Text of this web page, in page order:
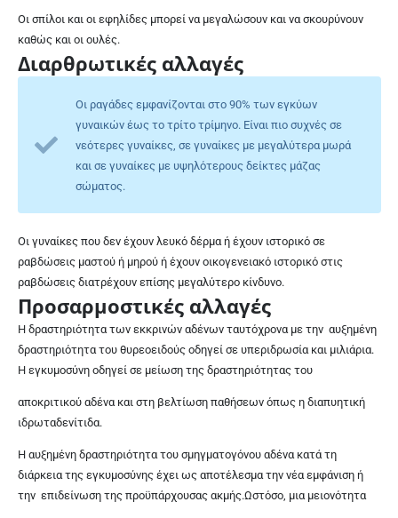
Οι σπίλοι και οι εφηλίδες μπορεί να μεγαλώσουν και να σκουρύνουν
καθώς και οι ουλές.
Διαρθρωτικές αλλαγές
Οι ραγάδες εμφανίζονται στο 90% των εγκύων
γυναικών έως το τρίτο τρίμηνο. Είναι πιο συχνές σε
νεότερες γυναίκες, σε γυναίκες με μεγαλύτερα μωρά
και σε γυναίκες με υψηλότερους δείκτες μάζας
σώματος.
Οι γυναίκες που δεν έχουν λευκό δέρμα ή έχουν ιστορικό σε
ραβδώσεις μαστού ή μηρού ή έχουν οικογενειακό ιστορικό στις
ραβδώσεις διατρέχουν επίσης μεγαλύτερο κίνδυνο.
Προσαρμοστικές αλλαγές
Η δραστηριότητα των εκκρινών αδένων ταυτόχρονα με την αυξημένη
δραστηριότητα του θυρεοειδούς οδηγεί σε υπεριδρωσία και μιλιάρια.
Η εγκυμοσύνη οδηγεί σε μείωση της δραστηριότητας του
αποκριτικού αδένα και στη βελτίωση παθήσεων όπως η διαπυητική
ιδρωταδενίτιδα.
Η αυξημένη δραστηριότητα του σμηγματογόνου αδένα κατά τη
διάρκεια της εγκυμοσύνης έχει ως αποτέλεσμα την νέα εμφάνιση ή
την επιδείνωση της προϋπάρχουσας ακμής.Ωστόσο, μια μειονότητα